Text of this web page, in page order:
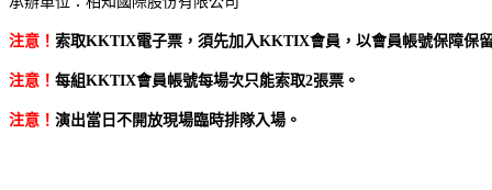
注意！ 索取KKTIX電子票，須先加入KKTIX會員，以會員帳號保障保
注意！ 每組KKTIX會員帳號每場次只能索取2張票。
注意！ 演出當日不開放現場臨時排隊入場。